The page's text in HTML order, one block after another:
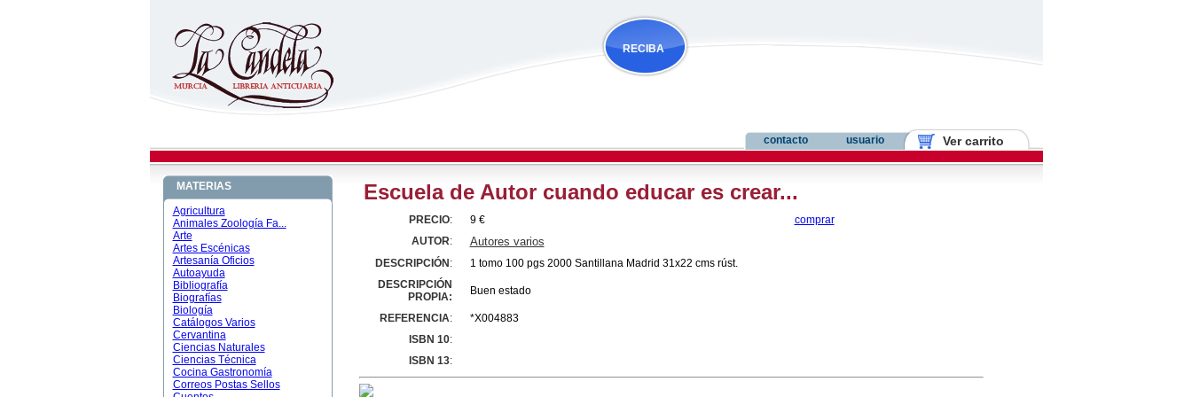
RECIBA
contacto usuario Ver carrito
MATERIAS
Agricultura
Animales Zoología Fa...
Arte
Artes Escénicas
Artesanía Oficios
Autoayuda
Bibliografía
Biografías
Biología
Catálogos Varios
Cervantina
Ciencias Naturales
Ciencias Técnica
Cocina Gastronomía
Correos Postas Sellos
Escuela de Autor cuando educar es crear...
PRECIO: 9 €
comprar
AUTOR: Autores varios
DESCRIPCIÓN :
1 tomo 100 pgs 2000 Santillana Madrid 31x22 cms rúst.
DESCRIPCIÓN
PROPIA:
Buen estado
REFERENCIA:
*X004883
ISBN 10:
ISBN 13: